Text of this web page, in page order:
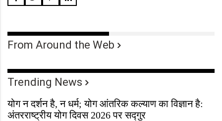
From Around the Web
Trending News
योग न दर्शन है, न धर्म; योग आंतरिक कल्याण का विज्ञान है:
अंतरराष्ट्रीय योग दिवस 2026 पर सद्गुर